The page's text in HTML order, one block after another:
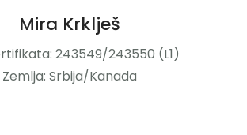
Mira Krklješ
243549/243550 (L1)
Zemlja: Srbija/Kanada